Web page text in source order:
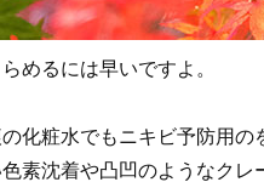
めるには早いですよ。
化粧水でもニキビ予防用
素沈着や凸凹のようなク